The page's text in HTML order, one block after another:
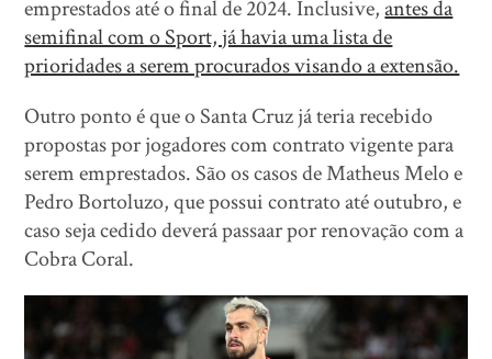
emprestados até o final de 2024. Inclusive,antes da
semifinal com o Sport, já havia uma lista de
prioridades a serem procurados visando a extensão.
Outro ponto é que o Santa Cruz já teria recebido
propostas por jogadores com contrato vigente para
serem emprestados. São os casos de Matheus Melo e
Pedro Bortoluzo, que possui contrato até outubro, e
caso seja cedido deverá passaar por renovação com a
Cobra Coral.